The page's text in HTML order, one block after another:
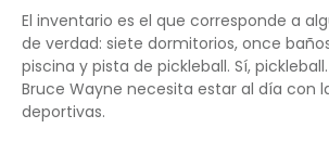
El inventario es el que corresponde a
de verdad: siete dormitorios, once
piscina y pista de pickleball. Sí,
Bruce Wayne necesita estar al día con
deportivas.